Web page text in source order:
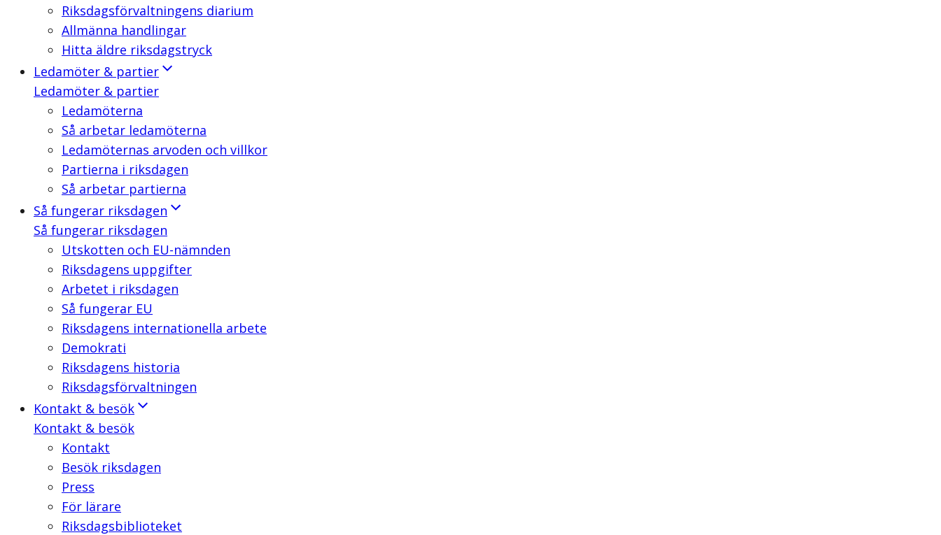
Riksdagsförvaltningens diarium
Allmänna handlingar
Hitta äldre riksdagstryck
Ledamöter & partier
Ledamöter & partier
Ledamöterna
Så arbetar ledamöterna
Ledamöternas arvoden och villkor
Partierna i riksdagen
Så arbetar partierna
Så fungerar riksdagen
Så fungerar riksdagen
Utskotten och EU-nämnden
Riksdagens uppgifter
Arbetet i riksdagen
Så fungerar EU
Riksdagens internationella arbete
Demokrati
Riksdagens historia
Riksdagsförvaltningen
Kontakt & besök
Kontakt & besök
Kontakt
Besök riksdagen
Press
För lärare
Riksdagsbiblioteket